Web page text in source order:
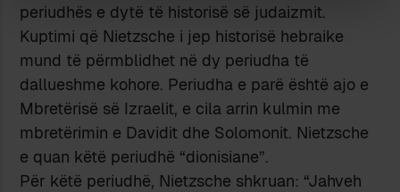
periudhës e dytë të historisë së judaizmit.
Kuptimi që Nietzsche i jep historisë hebraike
mund të përmblidhet në dy periudha të
dallueshme kohore. Periudha e parë është ajo e
Mbretërisë së Izraelit, e cila arrin kulmin me
mbretërimin e Davidit dhe Solomonit. Nietzsche
e quan këtë periudhë “dionisiane”.
Për këtë periudhë, Nietzsche shkruan: “Jahveh